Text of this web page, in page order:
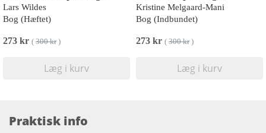
Lars Wildes
Bog (Hæftet)
273 kr ( 300 kr)
Læg i kurv
Kristine Melgaard-Mani
Bog (Indbundet)
273 kr ( 300 kr)
Læg i kurv
Praktisk info